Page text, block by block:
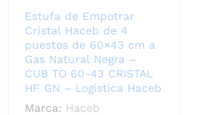
Estufa de Empotrar
Cristal Haceb de 4
puestos de 60×43 cm a
Gas Natural Negra –
CUB TO 60-43 CRISTAL
HF GN – Logística Haceb
Marca: Haceb